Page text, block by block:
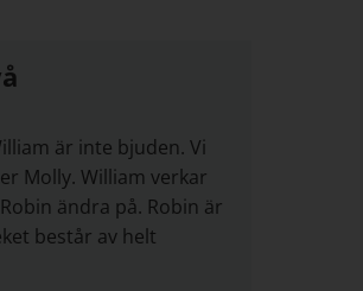
är inte bjuden. Vi
Molly. William verkar
ändra på. Robin är
består av helt